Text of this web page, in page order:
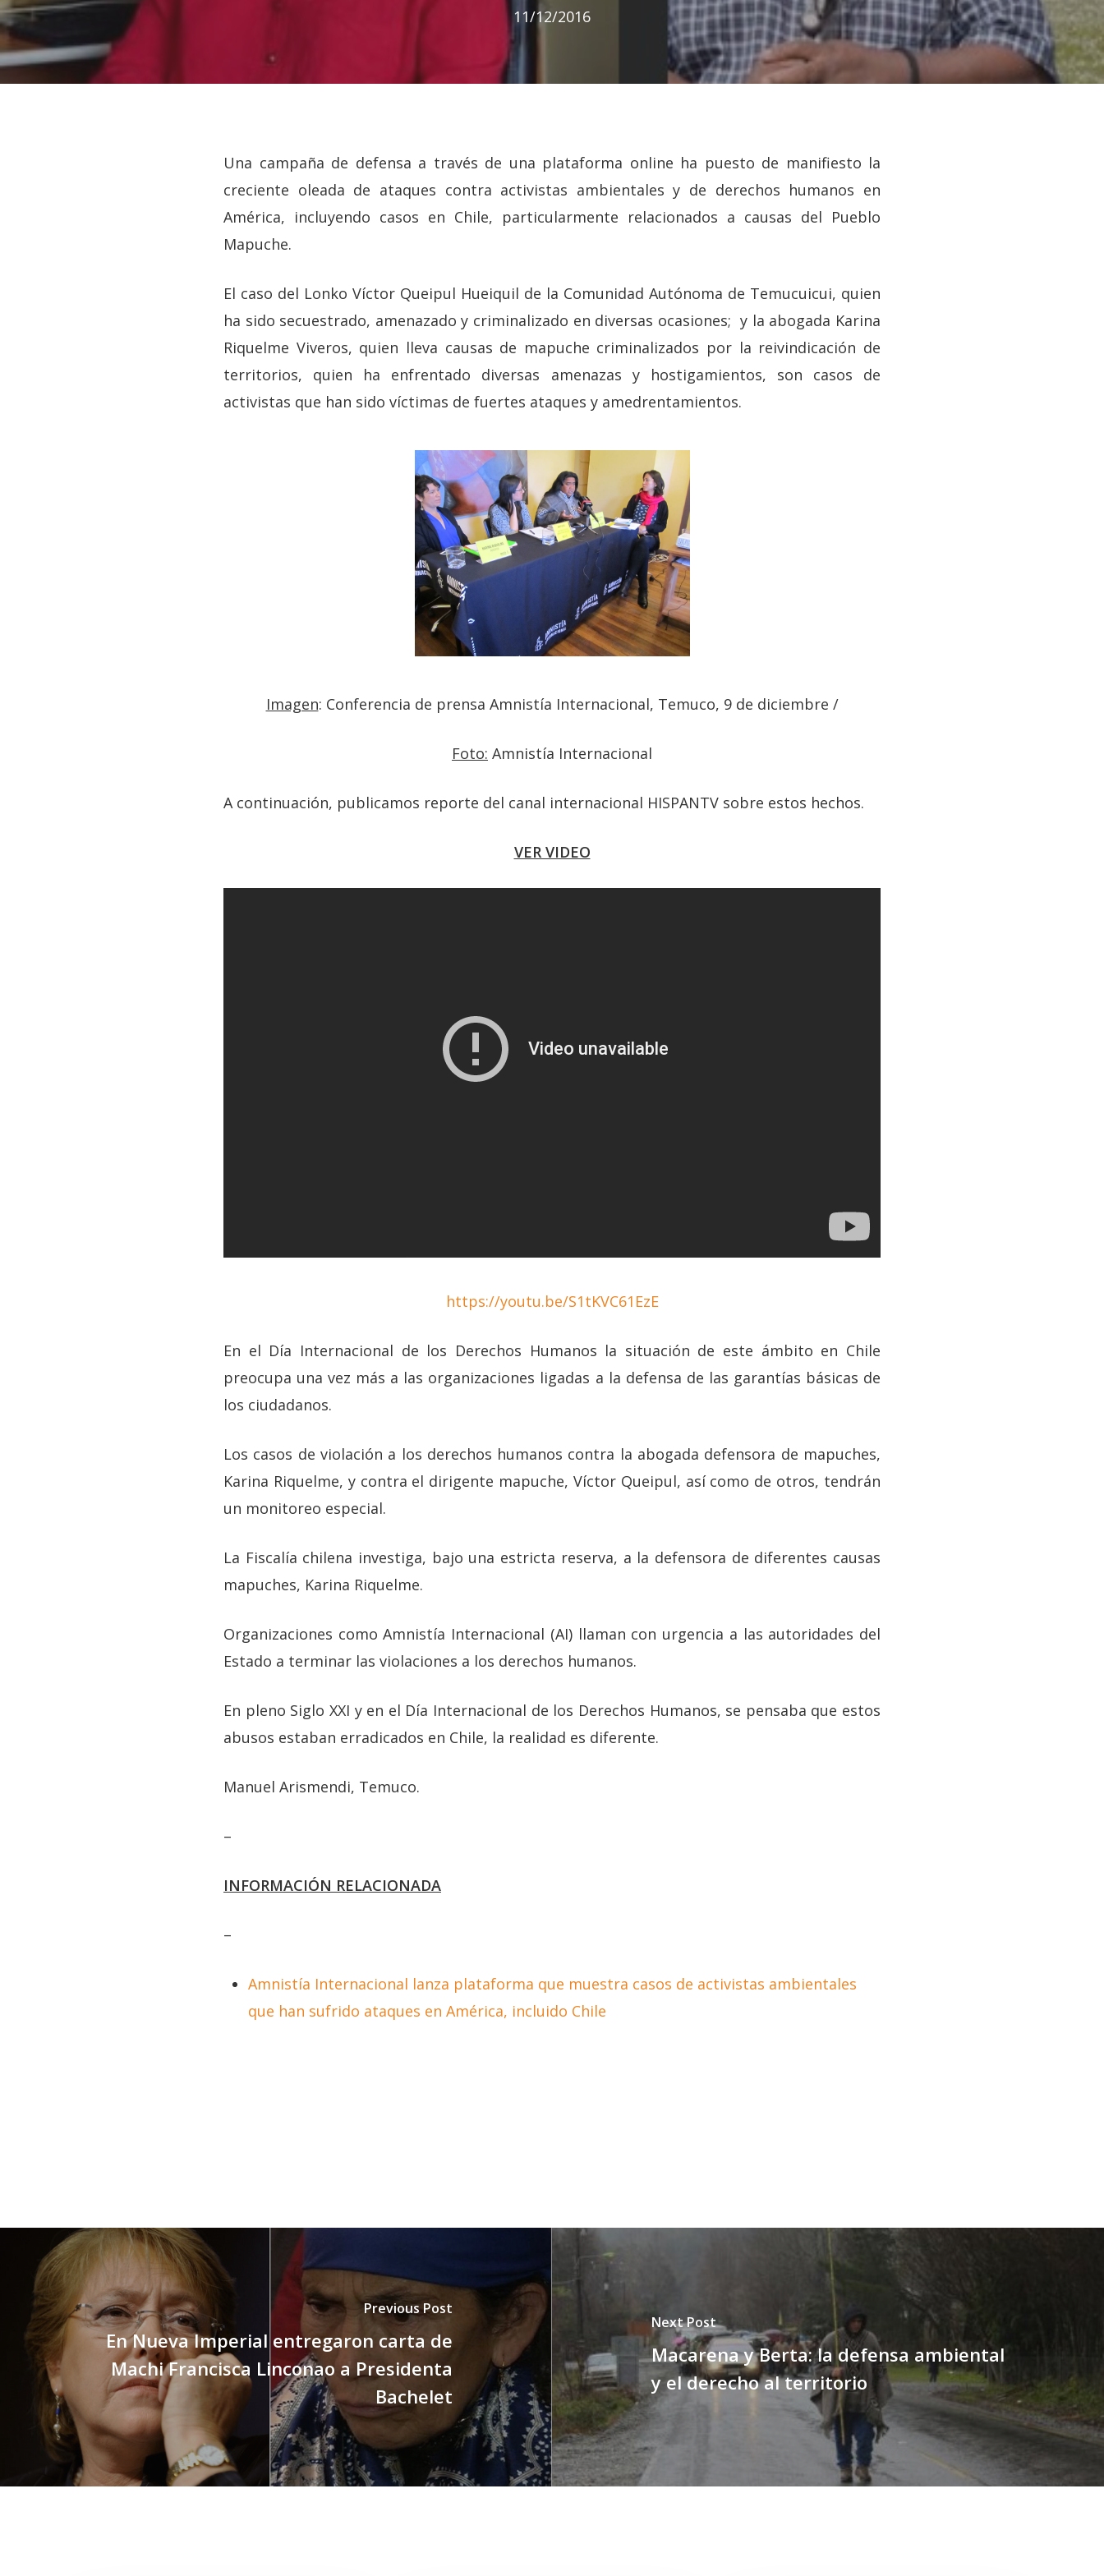
Hit enter to search or ESC to close
11/12/2016
Una campaña de defensa a través de una plataforma online ha puesto de manifiesto la
creciente oleada de ataques contra activistas ambientales y de derechos humanos en
América, incluyendo casos en Chile, particularmente relacionados a causas del Pueblo
Mapuche.
El caso del Lonko Víctor Queipul Hueiquil de la Comunidad Autónoma de Temucuicui, quien
ha sido secuestrado, amenazado y criminalizado en diversas ocasiones; y la abogada Karina
Riquelme Viveros, quien lleva causas de mapuche criminalizados por la reivindicación de
territorios, quien ha enfrentado diversas amenazas y hostigamientos, son casos de
activistas que han sido víctimas de fuertes ataques y amedrentamientos.
Imagen: Conferencia de prensa Amnistía Internacional, Temuco, 9 de diciembre /
Foto: Amnistía Internacional
A continuación, publicamos reporte del canal internacional HISPANTV sobre estos hechos.
VER VIDEO
https://youtu.be/S1tKVC61EzE
En el Día Internacional de los Derechos Humanos la situación de este ámbito en Chile
preocupa una vez más a las organizaciones ligadas a la defensa de las garantías básicas de
los ciudadanos.
Los casos de violación a los derechos humanos contra la abogada defensora de mapuches,
Karina Riquelme, y contra el dirigente mapuche, Víctor Queipul, así como de otros, tendrán
un monitoreo especial.
La Fiscalía chilena investiga, bajo una estricta reserva, a la defensora de diferentes causas
mapuches, Karina Riquelme.
Organizaciones como Amnistía Internacional (AI) llaman con urgencia a las autoridades del
Estado a terminar las violaciones a los derechos humanos.
En pleno Siglo XXI y en el Día Internacional de los Derechos Humanos, se pensaba que estos
abusos estaban erradicados en Chile, la realidad es diferente.
Manuel Arismendi, Temuco.
–
INFORMACIÓN RELACIONADA
–
Amnistía Internacional lanza plataforma que muestra casos de activistas ambientales
que han sufrido ataques en América, incluido Chile
Previous Post
En Nueva Imperial entregaron carta de
Machi Francisca Linconao a Presidenta
Bachelet
Next Post
Macarena y Berta: la defensa ambiental
y el derecho al territorio